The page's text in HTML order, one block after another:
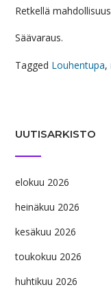
Retkellä
Säävaraus.
Tagged Louhentupa,
UUTISARKISTO
elokuu 2026
heinäkuu 2026
kesäkuu 2026
toukokuu 2026
huhtikuu 2026